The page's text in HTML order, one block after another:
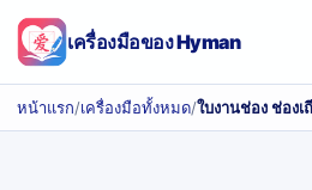
เครื่องมือของ Hyman
หน้าแรก/เครื่องมือทั้งหมด/ใบงานช่อง ช่องเ